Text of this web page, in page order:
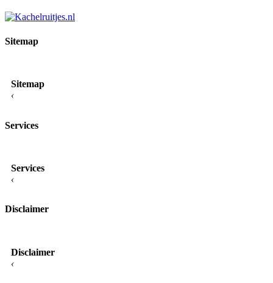
Sitemap
Sitemap
‹
Services
Services
‹
Disclaimer
Disclaimer
‹